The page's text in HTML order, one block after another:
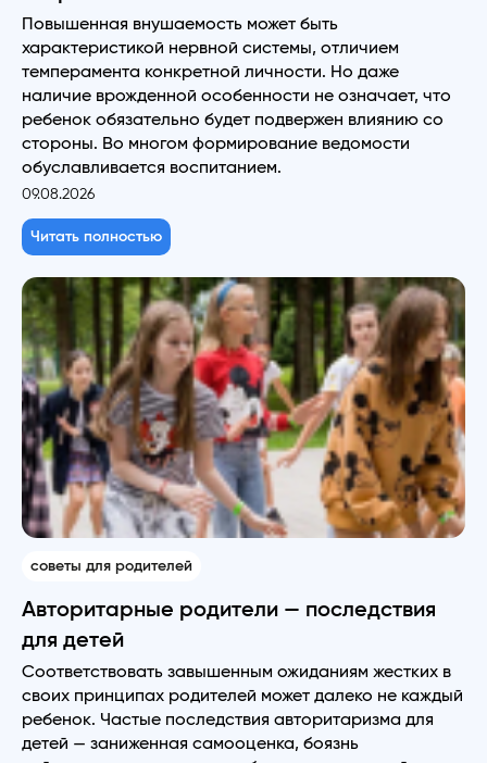
Повышенная внушаемость может быть
характеристикой нервной системы, отличием
темперамента конкретной личности. Но даже
наличие врожденной особенности не означает, что
ребенок обязательно будет подвержен влиянию со
стороны. Во многом формирование ведомости
обуславливается воспитанием.
09.08.2026
Читать полностью
советы для родителей
Авторитарные родители — последствия
для детей
Соответствовать завышенным ожиданиям жестких в
своих принципах родителей может далеко не каждый
ребенок. Частые последствия авторитаризма для
детей — заниженная самооценка, боязнь